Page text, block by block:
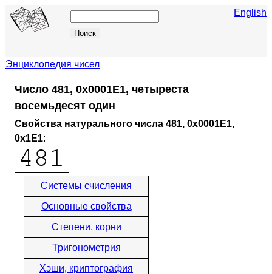
English
Энциклопедия чисел
Число 481, 0x0001E1, четыреста
восемьдесят один
Свойства натурального числа 481, 0x0001E1,
0x1E1:
Системы счисления
Основные свойства
Степени, корни
Тригонометрия
Хэши, криптография